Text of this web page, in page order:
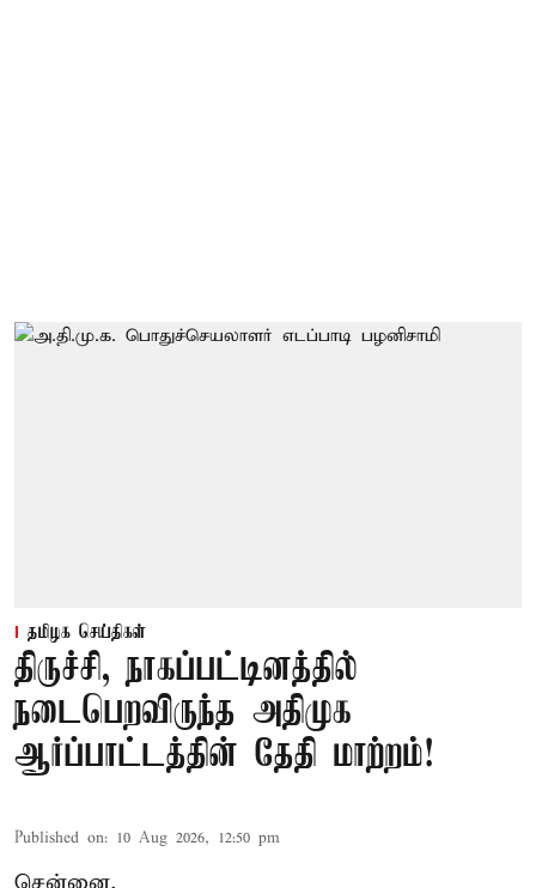
தமிழக செய்திகள்
திருச்சி, நாகப்பட்டினத்தில்
நடைபெறவிருந்த அதிமுக
ஆர்ப்பாட்டத்தின் தேதி மாற்றம்!
Published on: 10 Aug 2026, 12:50 pm
சென்னை,